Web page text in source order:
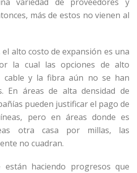
más de estos no vienen al
alto costo de expansión es una
la cual las opciones de alto
cable y la fibra aún no se han
En áreas de alta densidad de
pueden justificar el pago de
pero en áreas donde es
otra casa por millas, las
no cuadran.
haciendo progresos que